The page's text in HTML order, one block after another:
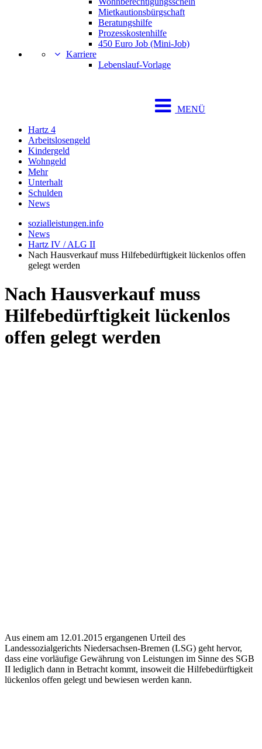
Mietkautionsbürgschaft
Beratungshilfe
Prozesskostenhilfe
450 Euro Job (Mini-Job)
Karriere
Lebenslauf-Vorlage
MENÜ
Hartz 4
Arbeitslosengeld
Kindergeld
Wohngeld
Mehr
Unterhalt
Schulden
News
sozialleistungen.info
News
Hartz IV / ALG II
Nach Hausverkauf muss Hilfebedürftigkeit lückenlos offen
gelegt werden
Nach Hausverkauf muss
Hilfebedürftigkeit lückenlos
offen gelegt werden
Aus einem am 12.01.2015 ergangenen Urteil des
Landessozialgerichts Niedersachsen-Bremen (LSG) geht hervor,
dass eine vorläufige Gewährung von Leistungen im Sinne des SGB
II lediglich dann in Betracht kommt, insoweit die Hilfebedürftigkeit
lückenlos offen gelegt und bewiesen werden kann.